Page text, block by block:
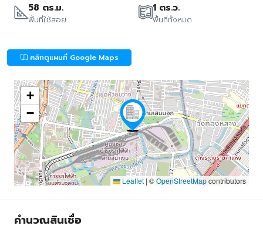
58 ตร.ม.
พื้นที่ใช้สอย
1 ตร.ว.
พื้นที่ทั้งหมด
คลิกดูแผนที่ Google Maps
+
−
Leaflet | ©OpenStreetMapcontributors
คำนวณสินเชื่อ